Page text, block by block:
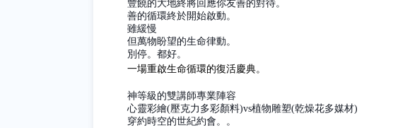
豐饒的大地終將回應你友善的對待。
善的循環終於開始啟動。
雖緩慢
但萬物盼望的生命律動。
別停。都好。
一場重啟生命循環的復活慶典。
神等級的雙講師專業陣容
心靈彩繪(壓克力多彩顏料)vs植物雕塑(乾燥花多媒材)
穿約時空的世紀約會。。